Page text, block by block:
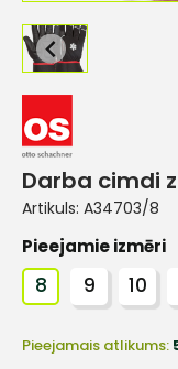
Darba cimdi
Artikuls: A34703/8
Pieejamie izmēri
8 9 10
Pieejamais atlikums: